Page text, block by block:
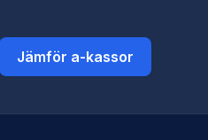
Jämför a-kassor